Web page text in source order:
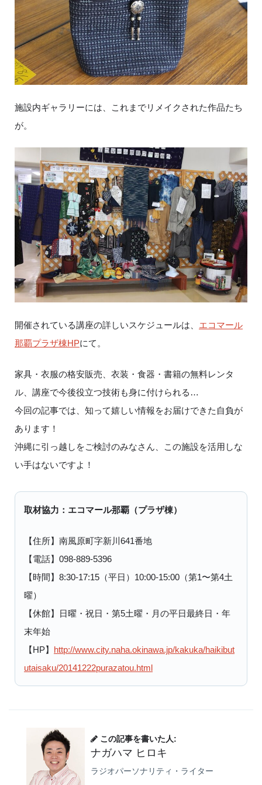
施設内ギャラリーには、これまでリメイクされた作品たち
が。
開催されている講座の詳しいスケジュールは、 エコマール
那覇プラザ棟HPにて。
家具・衣服の格安販売、衣装・食器・書籍の無料レンタ
ル、講座で今後役立つ技術も身に付けられる…
今回の記事では、知って嬉しい情報をお届けできた自負が
あります！
沖縄に引っ越しをご検討のみなさん、この施設を活用しな
い手はないですよ！
取材協力：エコマール那覇（プラザ棟）
【住所】南風原町字新川641番地
【電話】098-889-5396
【時間】8:30-17:15（平日）10:00-15:00（第1〜第4土
曜）
【休館】日曜・祝日・第5土曜・月の平日最終日・年
末年始
【HP】 http://www.city.naha.okinawa.jp/kakuka/haikibut
utaisaku/20141222purazatou.html
この記事を書いた人:
ナガハマ ヒロキ
ラジオパーソナリティ・ライター